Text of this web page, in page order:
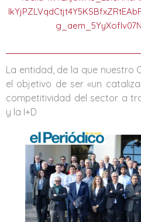
La entidad, de la que nuestro
el objetivo de ser «un
competitividad del sector a
y la I+D